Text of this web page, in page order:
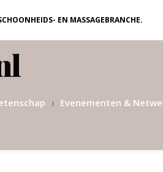
EN MASSAGEBRANCHE.
Evenementen &